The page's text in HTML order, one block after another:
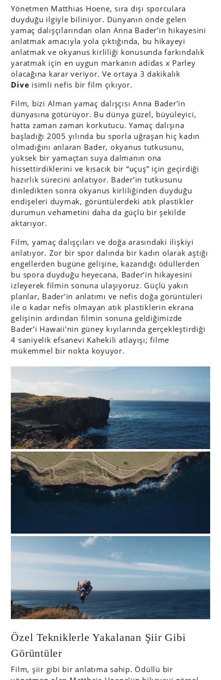
Yönetmen Matthias Hoene, sıra dışı sporculara
duyduğu ilgiyle biliniyor. Dünyanın önde gelen
yamaç dalışçılarından olan Anna Bader’in hikayesini
anlatmak amacıyla yola çıktığında, bu hikayeyi
anlatmak ve okyanus kirliliği konusunda farkındalık
yaratmak için en uygun markanın adidas x Parley
olacağına karar veriyor. Ve ortaya 3 dakikalık
Dive isimli nefis bir film çıkıyor.
Film, bizi Alman yamaç dalışçısı Anna Bader’in
dünyasına götürüyor. Bu dünya güzel, büyüleyici,
hatta zaman zaman korkutucu. Yamaç dalışına
başladığı 2005 yılında bu sporla uğraşan hiç kadın
olmadığını anlaran Bader, okyanus tutkusunu,
yüksek bir yamaçtan suya dalmanın ona
hissettirdiklerini ve kısacık bir “uçuş” için geçirdiği
hazırlık sürecini anlatıyor. Bader’in tutkusunu
dinledikten sonra okyanus kirliliğinden duyduğu
endişeleri duymak, görüntülerdeki atık plastikler
durumun vehametini daha da güçlü bir şekilde
aktarıyor.
Film, yamaç dalışçıları ve doğa arasındaki ilişkiyi
anlatıyor. Zor bir spor dalında bir kadın olarak aştığı
engellerden bugüne gelişine, kazandığı ödüllerden
bu spora duyduğu heyecana, Bader’in hikayesini
izleyerek filmin sonuna ulaşıyoruz. Güçlü yakın
planlar, Bader’in anlatımı ve nefis doğa görüntüleri
ile o kadar nefis olmayan atık plastiklerin ekrana
gelişinin ardından filmin sonuna geldiğimizde
Bader’i Hawaii’nin güney kıyılarında gerçekleştirdiği
4 saniyelik efsanevi Kahekili atlayışı; filme
mükemmel bir nokta koyuyor.
Özel Tekniklerle Yakalanan Şiir Gibi
Görüntüler
Film, şiir gibi bir anlatıma sahip. Ödüllü bir